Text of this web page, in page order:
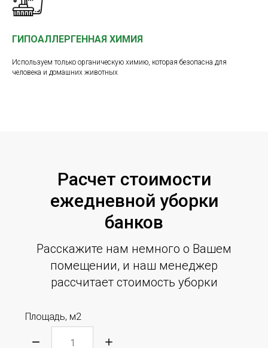
ГИПОАЛЛЕРГЕННАЯ ХИМИЯ
Используем только органическую химию, которая безопасна для
человека и домашних животных
Расчет стоимости
ежедневной уборки
банков
Расскажите нам немного о Вашем
помещении, и наш менеджер
рассчитает стоимость уборки
Площадь, м2